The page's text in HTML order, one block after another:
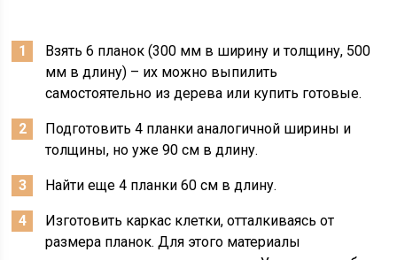
Взять 6 планок (300 мм в ширину и толщину, 500
мм в длину) – их можно выпилить
самостоятельно из дерева или купить готовые.
Подготовить 4 планки аналогичной ширины и
толщины, но уже 90 см в длину.
Найти еще 4 планки 60 см в длину.
Изготовить каркас клетки, отталкиваясь от
размера планок. Для этого материалы